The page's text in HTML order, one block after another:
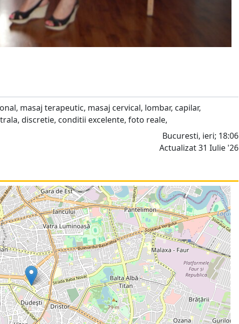
masaj terapeutic, masaj cervical, lombar, capilar,
discretie, conditii excelente, foto reale,
Bucuresti, ieri; 18:06
Actualizat 31 Iulie '26